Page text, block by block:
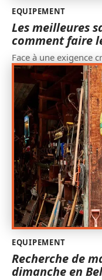
EQUIPEMENT
Les meilleures
comment faire
Face à une exigence
EQUIPEMENT
Recherche de
dimanche en